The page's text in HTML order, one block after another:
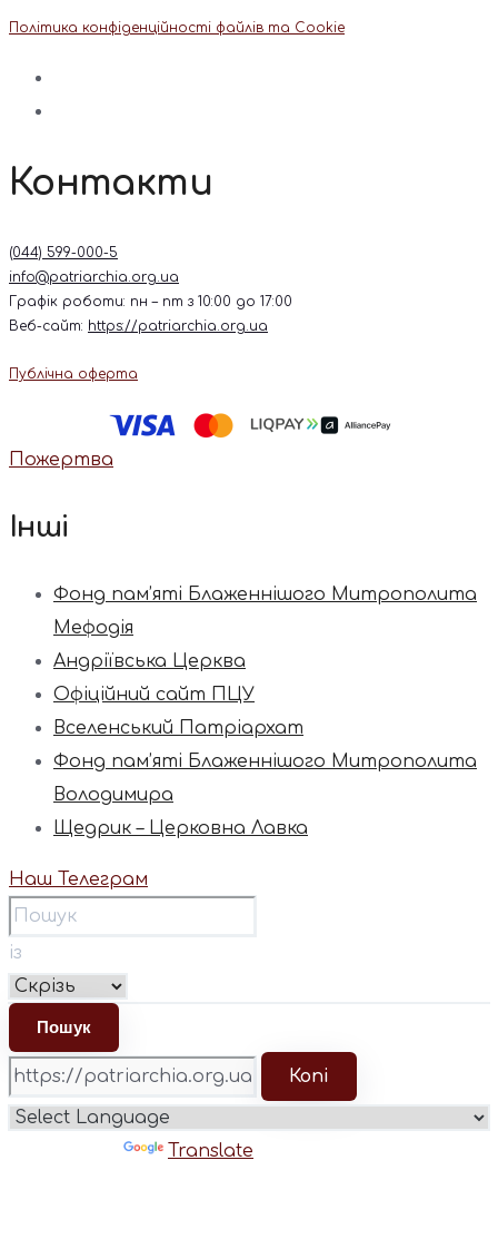
Політика конфіденційності файлів та Cookie
Контакти
(044) 599-000-5
info@patriarchia.org.ua
Графік роботи: пн – пт з 10:00 до 17:00
Веб-сайт: https://patriarchia.org.ua
Публічна оферта
Пожертва
Інші
Фонд пам’яті Блаженнішого Митрополита
Мефодія
Андріївська Церква
Офіційний сайт ПЦУ
Вселенський Патріархат
Фонд пам’яті Блаженнішого Митрополита
Володимира
Щедрик – Церковна Лавка
Наш Телеграм
із
Копі
Translate